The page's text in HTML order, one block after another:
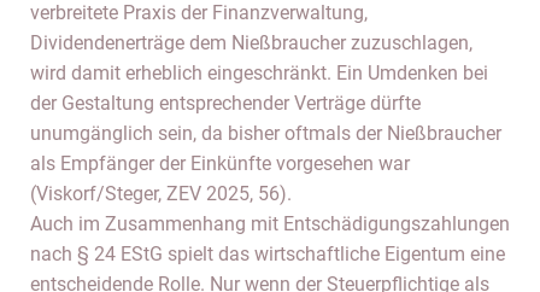
verbreitete Praxis der Finanzverwaltung,
Dividendenerträge dem Nießbraucher zuzuschlagen,
wird damit erheblich eingeschränkt. Ein Umdenken bei
der Gestaltung entsprechender Verträge dürfte
unumgänglich sein, da bisher oftmals der Nießbraucher
als Empfänger der Einkünfte vorgesehen war
(Viskorf/Steger, ZEV 2025, 56).
Auch im Zusammenhang mit Entschädigungszahlungen
nach § 24 EStG spielt das wirtschaftliche Eigentum eine
entscheidende Rolle. Nur wenn der Steuerpflichtige als